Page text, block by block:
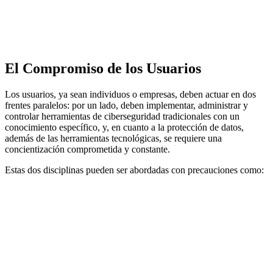
El Compromiso de los Usuarios
Los usuarios, ya sean individuos o empresas, deben actuar en dos
frentes paralelos: por un lado, deben implementar, administrar y
controlar herramientas de ciberseguridad tradicionales con un
conocimiento específico, y, en cuanto a la protección de datos,
además de las herramientas tecnológicas, se requiere una
concientización comprometida y constante.
Estas dos disciplinas pueden ser abordadas con precauciones como: